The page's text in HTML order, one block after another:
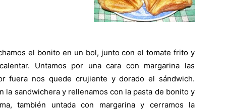
Gratis
el bonito en un bol, junto con el tomate frito y
Untamos por una cara con margarina las
fuera nos quede crujiente y dorado el sándwich.
la sandwichera y rellenamos con la pasta de bonito y
también untada con margarina y cerramos la